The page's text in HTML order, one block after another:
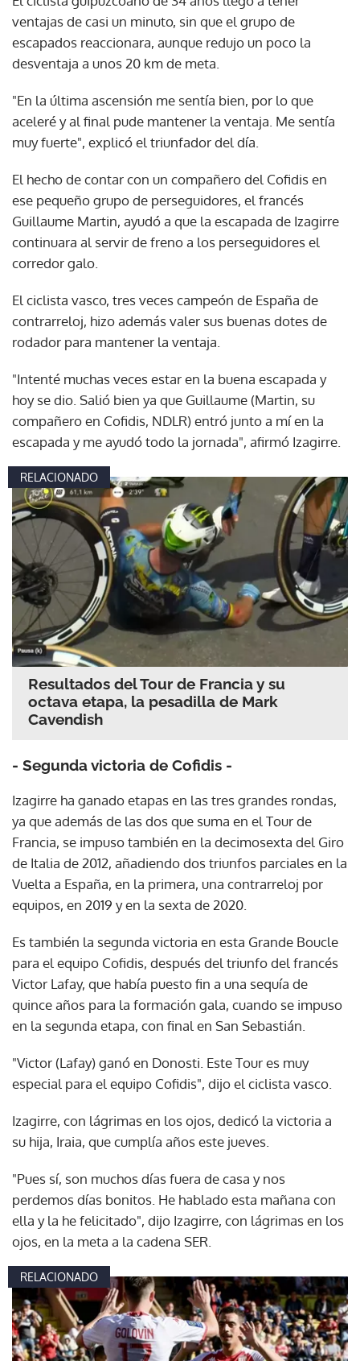
ventajas de casi un minuto, sin que el grupo de
escapados reaccionara, aunque redujo un poco la
desventaja a unos 20 km de meta.
"En la última ascensión me sentía bien, por lo que
aceleré y al final pude mantener la ventaja. Me sentía
muy fuerte", explicó el triunfador del día.
El hecho de contar con un compañero del Cofidis en
ese pequeño grupo de perseguidores, el francés
Guillaume Martin, ayudó a que la escapada de Izagirre
continuara al servir de freno a los perseguidores el
corredor galo.
El ciclista vasco, tres veces campeón de España de
contrarreloj, hizo además valer sus buenas dotes de
rodador para mantener la ventaja.
"Intenté muchas veces estar en la buena escapada y
hoy se dio. Salió bien ya que Guillaume (Martin, su
compañero en Cofidis, NDLR) entró junto a mí en la
escapada y me ayudó todo la jornada", afirmó Izagirre.
RELACIONADO
Resultados del Tour de Francia y su
octava etapa, la pesadilla de Mark
Cavendish
- Segunda victoria de Cofidis -
Izagirre ha ganado etapas en las tres grandes rondas,
ya que además de las dos que suma en el Tour de
Francia, se impuso también en la decimosexta del Giro
de Italia de 2012, añadiendo dos triunfos parciales en la
Vuelta a España, en la primera, una contrarreloj por
equipos, en 2019 y en la sexta de 2020.
Es también la segunda victoria en esta Grande Boucle
para el equipo Cofidis, después del triunfo del francés
Victor Lafay, que había puesto fin a una sequía de
quince años para la formación gala, cuando se impuso
en la segunda etapa, con final en San Sebastián.
"Victor (Lafay) ganó en Donosti. Este Tour es muy
especial para el equipo Cofidis", dijo el ciclista vasco.
Izagirre, con lágrimas en los ojos, dedicó la victoria a
su hija, Iraia, que cumplía años este jueves.
"Pues sí, son muchos días fuera de casa y nos
perdemos días bonitos. He hablado esta mañana con
ella y la he felicitado", dijo Izagirre, con lágrimas en los
ojos, en la meta a la cadena SER.
RELACIONADO